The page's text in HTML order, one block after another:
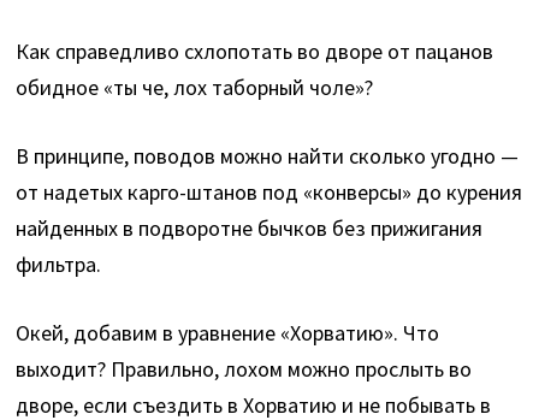
Как справедливо схлопотать во дворе от пацанов
обидное «ты че, лох таборный чоле»?
В принципе, поводов можно найти сколько угодно —
от надетых карго-штанов под «конверсы» до курения
найденных в подворотне бычков без прижигания
фильтра.
Окей, добавим в уравнение «Хорватию». Что
выходит? Правильно, лохом можно прослыть во
дворе, если съездить в Хорватию и не побывать в